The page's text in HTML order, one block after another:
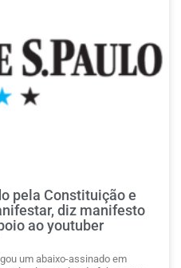
pela Constituição e
diz manifesto
ao youtuber
um abaixo-assinado em